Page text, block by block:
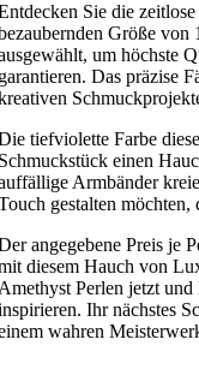
Sie die
Größe von
um höchste
Das präzise
tiefviolette Farbe
einen
Armbänder
gestalten möchten,
angegebene Preis je
diesem Hauch von
Perlen jetzt und
Ihr nächstes
wahren